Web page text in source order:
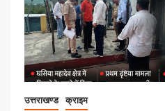
उत्तराखण्ड क्राइम